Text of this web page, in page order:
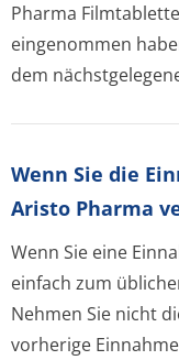
Pharma
eingenommen
dem
Wenn Sie die
Aristo Pharma
Wenn Sie eine
einfach zum
Nehmen Sie nicht
vorherige